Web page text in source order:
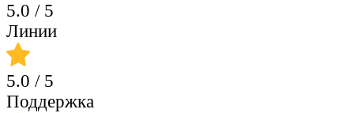
5.0 / 5
Линии
5.0 / 5
Поддержка